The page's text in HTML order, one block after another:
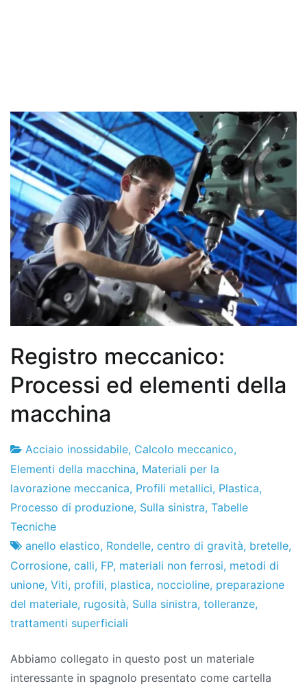
Registro meccanico:
Processi ed elementi della
macchina
Fabbrica
di
progetti
26
l'ottobre
2011
Acciaio inossidabile, Calcolo meccanico,
Elementi della macchina, Materiali per la
lavorazione meccanica, Profili metallici, Plastica,
Processo di produzione, Sulla sinistra, Tabelle
Tecniche
anello elastico, Rondelle, centro di gravità, bretelle,
Corrosione, calli, FP, materiali non ferrosi, metodi di
unione, Viti, profili, plastica, noccioline, preparazione
del materiale, rugosità, Sulla sinistra, tolleranze,
trattamenti superficiali
Abbiamo collegato in questo post un materiale
interessante in spagnolo presentato come cartella